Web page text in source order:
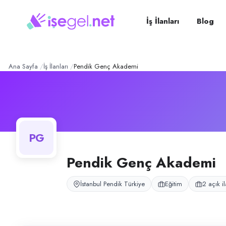
Genç Akademi –
Pendik Genç Akademi, Pendik, İstanbul bölgesinde eğitim alanında
pozisyonlar
Matematik Öğretmeni
İş İlanları Blog
Ana Sayfa İş İlanları Pendik Genç Akademi
PG
Pendik Genç Akademi
İstanbul Pendik Türkiye Eğitim 2 açık